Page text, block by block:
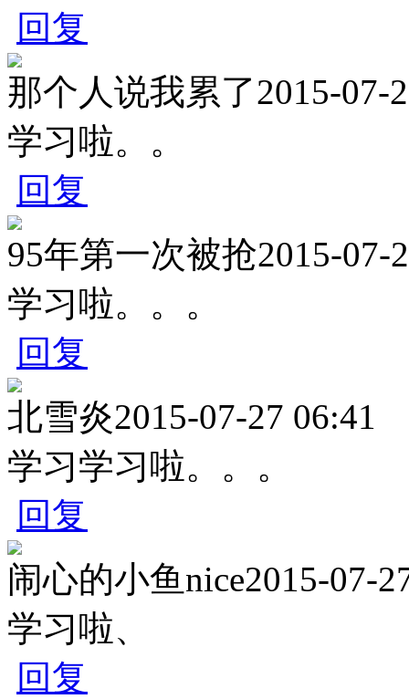
回复
那个人说我累了2015-07-
学习啦。。
回复
95年第一次被抢2015-07-
学习啦。。。
回复
北雪炎2015-07-27 06:41
学习学习啦。。。
回复
闹心的小鱼nice2015-07-
学习啦、
回复